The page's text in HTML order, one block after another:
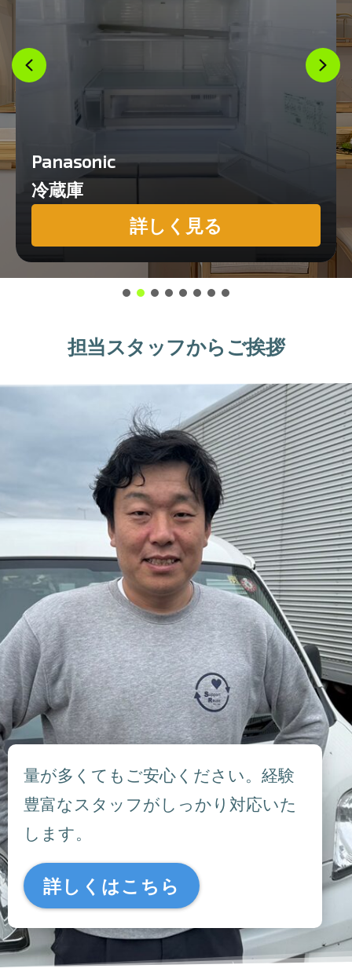
Panasonic
冷蔵庫
詳しく見る
担当スタッフからご挨拶
量が多くてもご安心ください。経験
豊富なスタッフがしっかり対応いた
します。
詳しくはこちら